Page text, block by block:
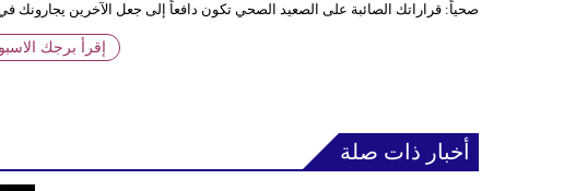
صحياً: قراراتك الصائبة على الصعيد الصحي تكون دافعاً إلى جعل الآخرين يجارونك
إقرأ برجك
أخبار ذات صلة